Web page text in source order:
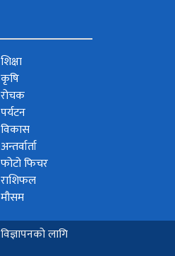
शिक्षा
कृषि
रोचक
पर्यटन
विकास
अन्तर्वार्ता
फोटो फिचर
राशिफल
मौसम
विज्ञापनको लागि